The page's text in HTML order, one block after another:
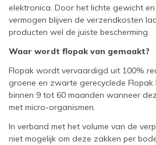
elektronica. Door het lichte gewicht
vermogen blijven de verzendkosten
producten wel de juiste bescherming.
Waar wordt flopak van gemaakt?
Flopak wordt vervaardigd uit 100%
groene en zwarte gerecyclede
binnen 9 tot 60 maanden wanneer
met micro-organismen.
In verband met het volume van de
niet mogelijk om deze zakken per